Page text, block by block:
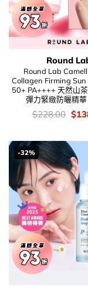
Round
Round Lab
Collagen Firming Sun
50+ PA++++ 天然山
彈力緊緻防曬精
價
$228.00 $
-32%